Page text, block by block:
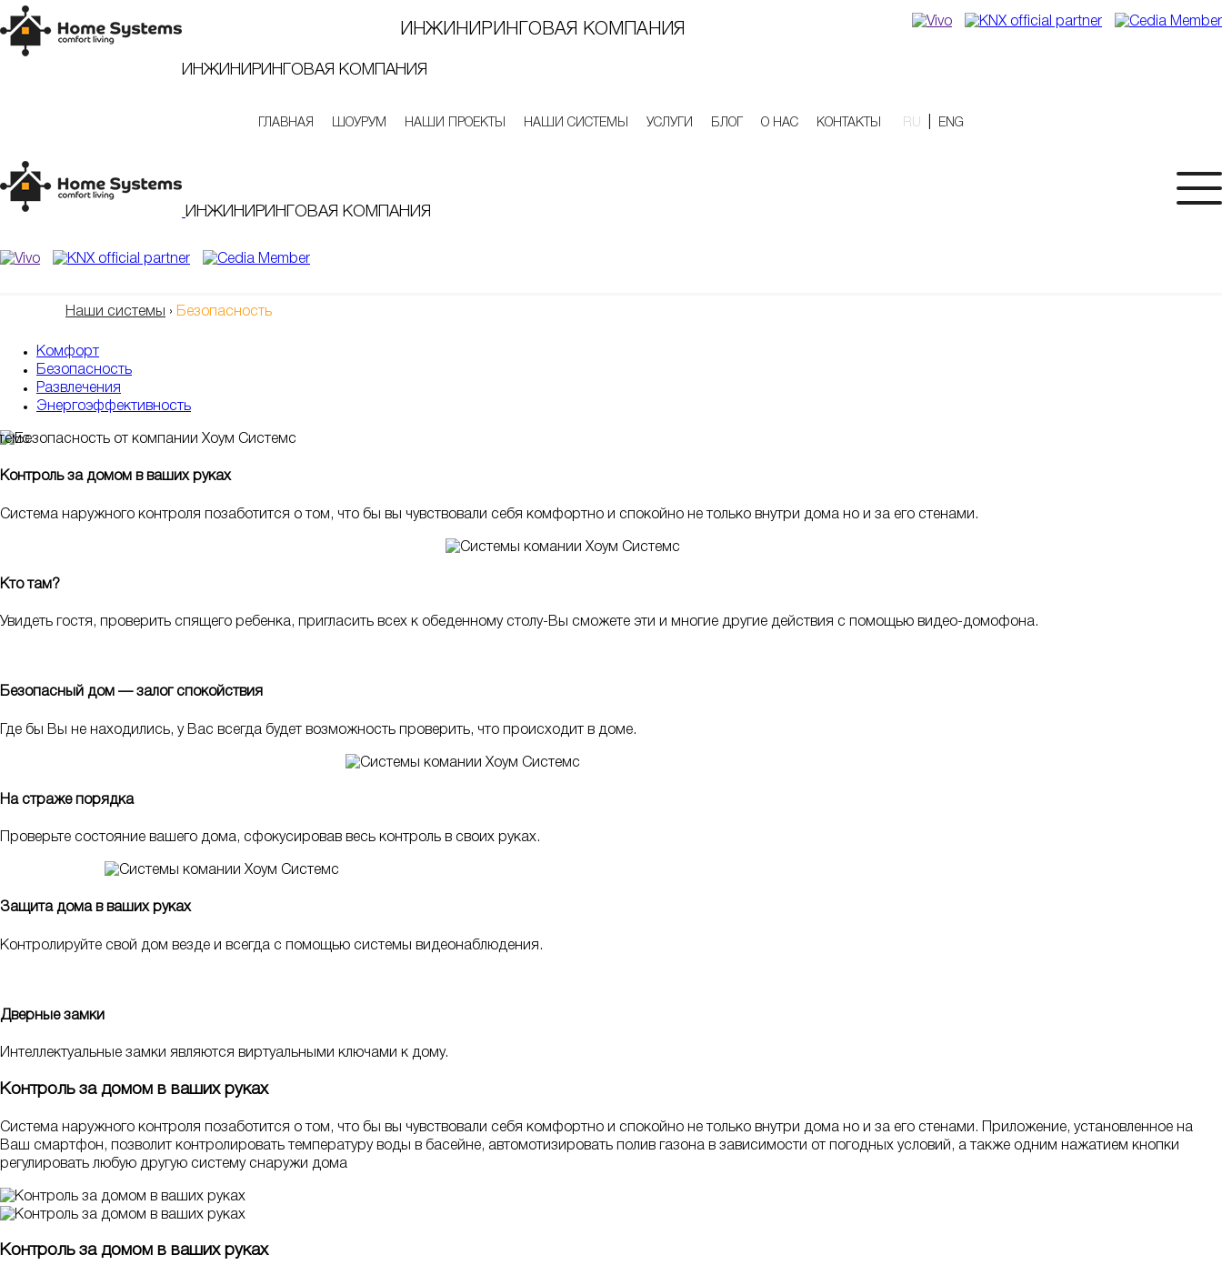
ИНЖИНИРИНГОВАЯ КОМПАНИЯ
ИНЖИНИРИНГОВАЯ КОМПАНИЯ
ГЛАВНАЯ ШОУРУМ НАШИ ПРОЕКТЫ НАШИ СИСТЕМЫ УСЛУГИ БЛОГ О НАС КОНТАКТЫ RU ENG
ИНЖИНИРИНГОВАЯ КОМПАНИЯ
Наши системы › Безопасность
Комфорт
Безопасность
Развлечения
Энергоэффективность
Контроль за домом в ваших руках
Система наружного контроля позаботится о том, что бы вы чувствовали себя комфортно и спокойно не только внутри дома но и за его стенами.
Кто там?
Увидеть гостя, проверить спящего ребенка, пригласить всех к обеденному столу-Вы сможете эти и многие другие действия с помощью видео-домофона.
Безопасный дом — залог спокойствия
Где бы Вы не находились, у Вас всегда будет возможность проверить, что происходит в доме.
На страже порядка
Проверьте состояние вашего дома, сфокусировав весь контроль в своих руках.
Защита дома в ваших руках
Контролируйте свой дом везде и всегда с помощью системы видеонаблюдения.
Дверные замки
Интеллектуальные замки являются виртуальными ключами к дому.
Контроль за домом в ваших руках
Система наружного контроля позаботится о том, что бы вы чувствовали себя комфортно и спокойно не только внутри дома но и за его стенами. Приложение, установленное на
Ваш смартфон, позволит контролировать температуру воды в басейне, автомотизировать полив газона в зависимости от погодных условий, а также одним нажатием кнопки
регулировать любую другую систему снаружи дома
Контроль за домом в ваших руках